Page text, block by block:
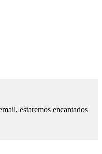
estaremos encantados